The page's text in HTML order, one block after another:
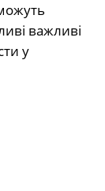
важливі
у